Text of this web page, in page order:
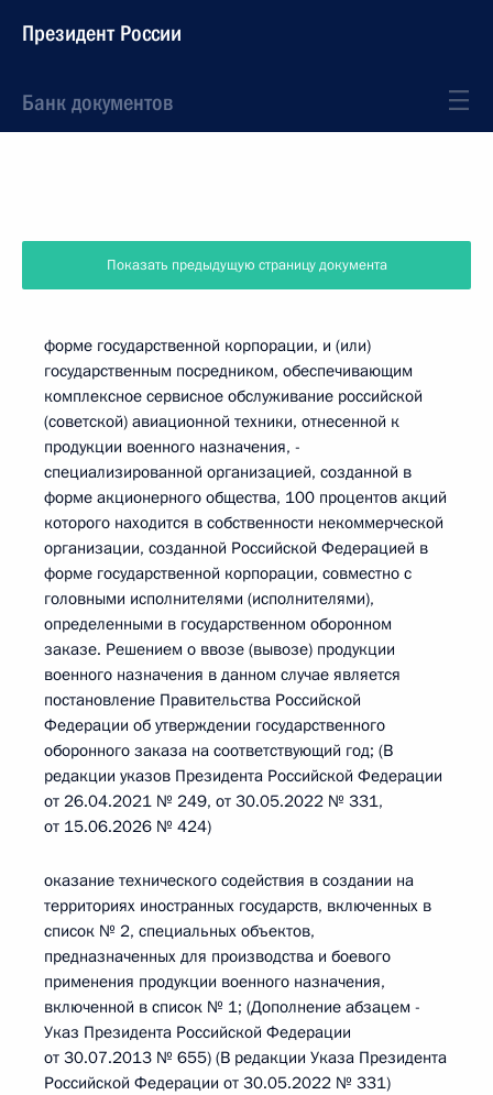
Президент России
Банк документов
Показать предыдущую страницу документа
форме государственной корпорации, и (или)
государственным посредником, обеспечивающим
комплексное сервисное обслуживание российской
(советской) авиационной техники, отнесенной к
продукции военного назначения, -
специализированной организацией, созданной в
форме акционерного общества, 100 процентов акций
которого находится в собственности некоммерческой
организации, созданной Российской Федерацией в
форме государственной корпорации, совместно с
головными исполнителями (исполнителями),
определенными в государственном оборонном
заказе. Решением о ввозе (вывозе) продукции
военного назначения в данном случае является
постановление Правительства Российской
Федерации об утверждении государственного
оборонного заказа на соответствующий год; (В
редакции указов Президента Российской Федерации
от 26.04.2021 № 249, от 30.05.2022 № 331,
от 15.06.2026 № 424)
оказание технического содействия в создании на
территориях иностранных государств, включенных в
список № 2, специальных объектов,
предназначенных для производства и боевого
применения продукции военного назначения,
включенной в список № 1; (Дополнение абзацем -
Указ Президента Российской Федерации
от 30.07.2013 № 655) (В редакции Указа Президента
Российской Федерации от 30.05.2022 № 331)